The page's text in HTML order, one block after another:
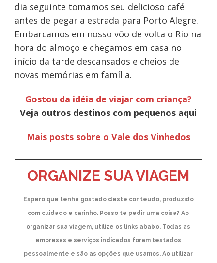
dia seguinte tomamos seu delicioso café
antes de pegar a estrada para Porto Alegre.
Embarcamos em nosso vôo de volta o Rio na
hora do almoço e chegamos em casa no
início da tarde descansados e cheios de
novas memórias em família.
Gostou da idéia de viajar com criança?
Veja outros destinos com pequenos aqui
Mais posts sobre o Vale dos Vinhedos
ORGANIZE SUA VIAGEM
Espero que tenha gostado deste conteúdo, produzido
com cuidado e carinho. Posso te pedir uma coisa? Ao
organizar sua viagem, utilize os links abaixo. Todas as
empresas e serviços indicados foram testados
pessoalmente e são as opções que usamos. Ao utilizar